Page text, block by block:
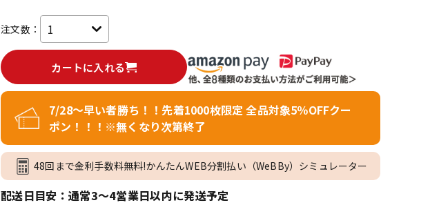
注文数：
カートに入れる
7/28～早い者勝ち！！先着1000枚限定 全品対象5％OFFクー
ポン！！！※無くなり次第終了
48回まで金利手数料無料!かんたんWEB分割払い（WeBBy）シミュレーター
配送日目安：通常3～4営業日以内に発送予定